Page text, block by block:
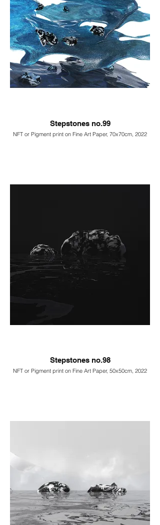
Stepstones no.99
NFT or Pigment print on Fine Art Paper, 70x70cm, 2022
Stepstones no.98
NFT or Pigment print on Fine Art Paper, 50x50cm, 2022